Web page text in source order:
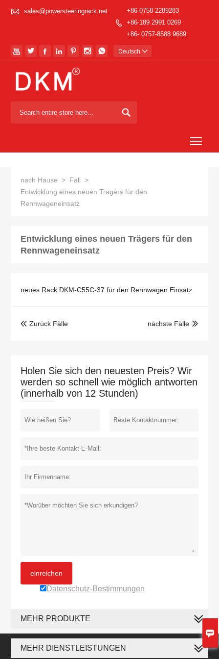

 sales@powersteeringrack.net

+86-0758-2289283
+86-189 2991 0269
+86- 0757-8588 9689
       Deutsch 

nach Hause > Fall >
Entwicklung eines neuen Trägers für den
Rennwageneinsatz
Entwicklung eines neuen Trägers für den
Rennwageneinsatz
neues Rack DKM-C55C-37 für den Rennwagen Einsatz
 Zurück Fälle 
nächste Fälle
Holen Sie sich den neuesten Preis? Wir
werden so schnell wie möglich antworten
(innerhalb von 12 Stunden)
einreichen
Datenschutz-Bestimmungen
MEHR PRODUKTE
MEHR DIENSTLEISTUNGEN